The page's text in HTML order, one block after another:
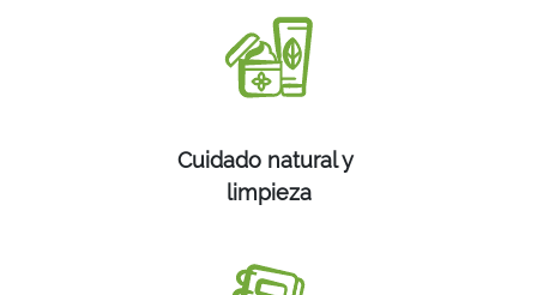
Cuidado natural y
limpieza